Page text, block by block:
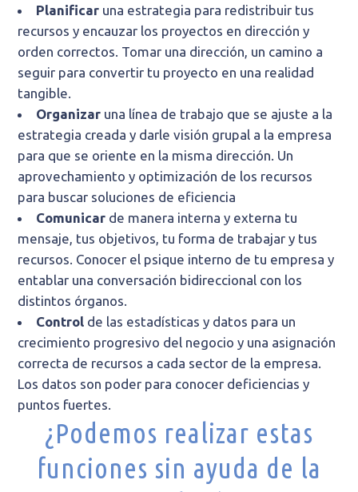
Planificar una estrategia para redistribuir tus
recursos y encauzar los proyectos en dirección y
orden correctos. Tomar una dirección, un camino a
seguir para convertir tu proyecto en una realidad
tangible.
Organizar una línea de trabajo que se ajuste a la
estrategia creada y darle visión grupal a la empresa
para que se oriente en la misma dirección. Un
aprovechamiento y optimización de los recursos
para buscar soluciones de eficiencia
Comunicar de manera interna y externa tu
mensaje, tus objetivos, tu forma de trabajar y tus
recursos. Conocer el psique interno de tu empresa y
entablar una conversación bidireccional con los
distintos órganos.
Control de las estadísticas y datos para un
crecimiento progresivo del negocio y una asignación
correcta de recursos a cada sector de la empresa.
Los datos son poder para conocer deficiencias y
puntos fuertes.
¿Podemos realizar estas
funciones sin ayuda de la